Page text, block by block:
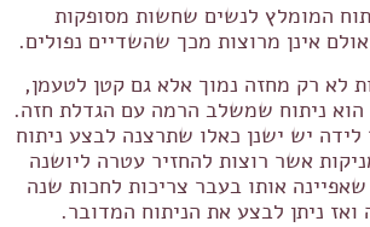
המומלץ לנשים שחשות מסופקות
אינן מרוצות מכך שהשדיים נפולים.
לא רק מחזה נמוך אלא גם קטן לטעמן,
הוא ניתוח שמשלב הרמה עם הגדלת חזה.
יש ישנן כאלו שתרצנה לבצע ניתוח
אשר רוצות להחזיר עטרה ליושנה
אותו בעבר צריכות לחכות שנה
ניתן לבצע את הניתוח המדובר.